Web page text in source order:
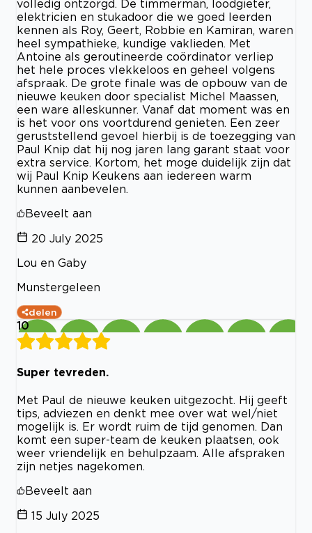
volledig ontzorgd. De timmerman, loodgieter,
elektricien en stukadoor die we goed leerden
kennen als Roy, Geert, Robbie en Kamiran, waren
heel sympathieke, kundige vaklieden. Met
Antoine als geroutineerde coördinator verliep
het hele proces vlekkeloos en geheel volgens
afspraak. De grote finale was de opbouw van de
nieuwe keuken door specialist Michel Maassen,
een ware alleskunner. Vanaf dat moment was en
is het voor ons voortdurend genieten. Een zeer
geruststellend gevoel hierbij is de toezegging van
Paul Knip dat hij nog jaren lang garant staat voor
extra service. Kortom, het moge duidelijk zijn dat
wij Paul Knip Keukens aan iedereen warm
kunnen aanbevelen.
Beveelt aan
20 July 2025
Lou en Gaby
Munstergeleen
delen
10
Super tevreden.
Met Paul de nieuwe keuken uitgezocht. Hij geeft
tips, adviezen en denkt mee over wat wel/niet
mogelijk is. Er wordt ruim de tijd genomen. Dan
komt een super-team de keuken plaatsen, ook
weer vriendelijk en behulpzaam. Alle afspraken
zijn netjes nagekomen.
Beveelt aan
15 July 2025